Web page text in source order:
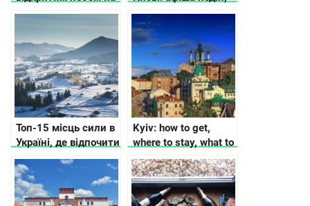
Волині
ідеї і рекомендації
Топ-15 місць сили в
Україні, де відпочити
в Україні, крім
Карпат
Kyiv: how to get,
where to stay, what to
see